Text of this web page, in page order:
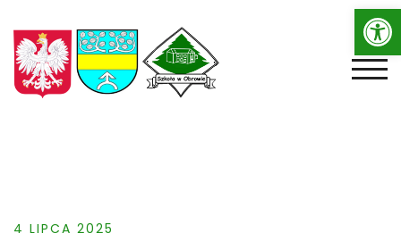
to
content
4 LIPCA 2025